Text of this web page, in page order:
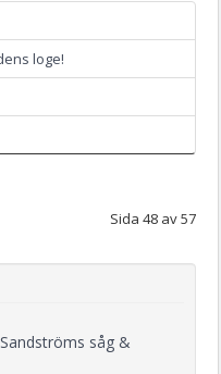
loge!
Sida 48 av 57
såg &